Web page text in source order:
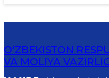
O‘ZBEKISTON
VA MOLIYA